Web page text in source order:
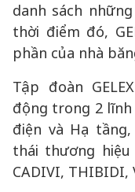
danh sách
thời điểm đó,
phần của nhà
Tập đoàn
động trong 2
điện và Hạ
thái thương
CADIVI, THIBIDI,